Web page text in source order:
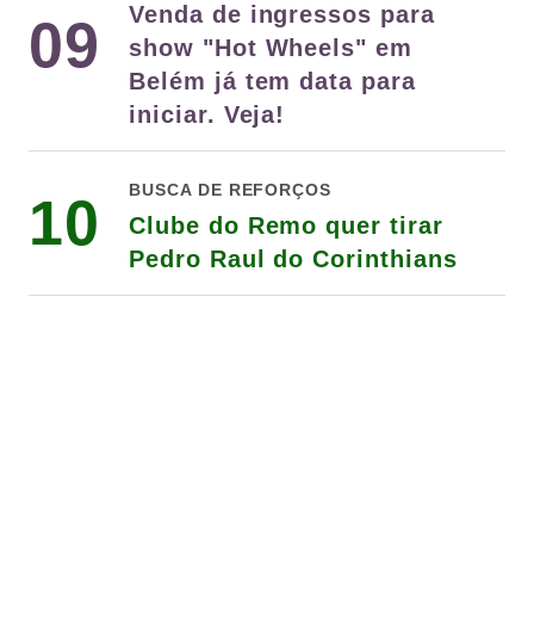
09
Venda de ingressos para
show "Hot Wheels" em
Belém já tem data para
iniciar. Veja!
10 BUSCA DE REFORÇOS
Clube do Remo quer tirar
Pedro Raul do Corinthians